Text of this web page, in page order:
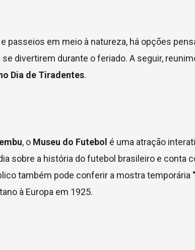
passeios em meio à natureza, há opções
divertirem durante o feriado. A seguir,
Dia de Tiradentes.
, o Museu do Futebol é uma atração
sobre a história do futebol brasileiro e conta
também pode conferir a mostra temporária
à Europa em 1925.